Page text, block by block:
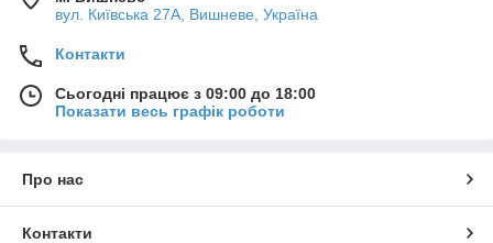
вул. Київська 27А, Вишневе, Україна
Контакти
Сьогодні працює з 09:00 до 18:00
Показати весь графік роботи
Про нас
Контакти